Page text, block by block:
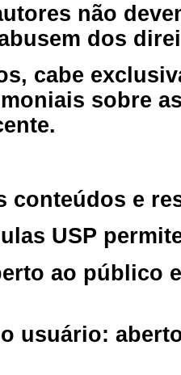
não
dos
cabe
sobre
conteúdos e
USP
ao público
usuário: